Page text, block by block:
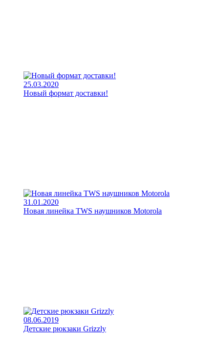
25.03.2020
Новый формат доставки!
31.01.2020
Новая линейка TWS наушников Motorola
08.06.2019
Детские рюкзаки Grizzly